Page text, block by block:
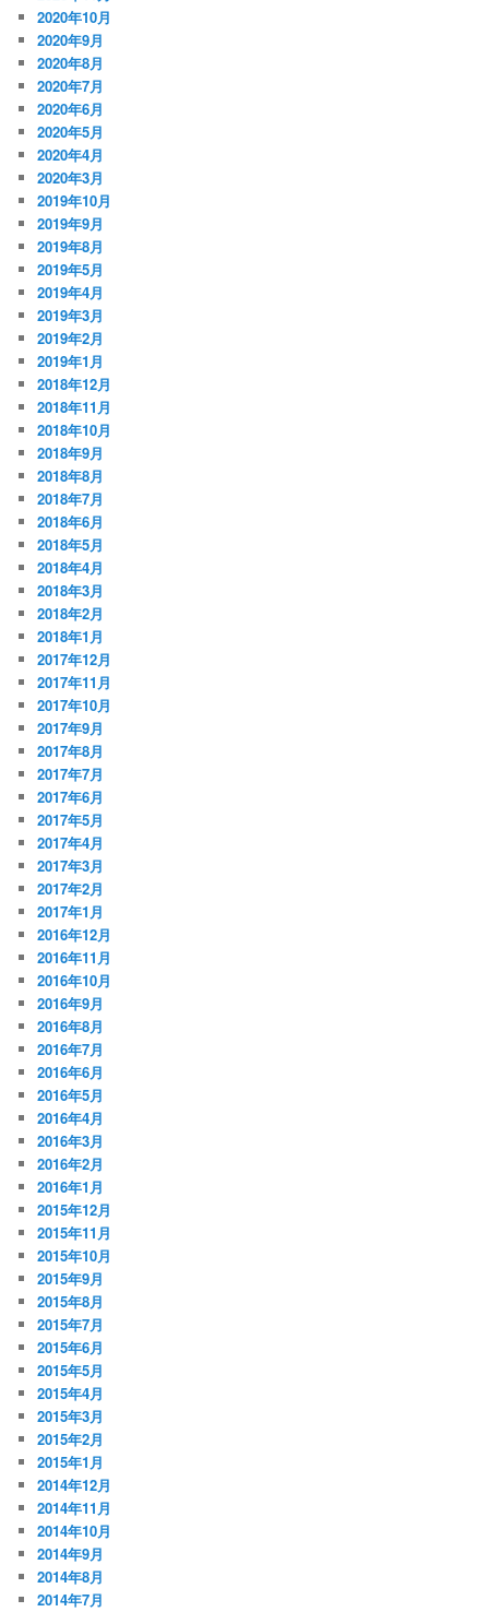
2020年10月
2020年9月
2020年8月
2020年7月
2020年6月
2020年5月
2020年4月
2020年3月
2019年10月
2019年9月
2019年8月
2019年5月
2019年4月
2019年3月
2019年2月
2019年1月
2018年12月
2018年11月
2018年10月
2018年9月
2018年8月
2018年7月
2018年6月
2018年5月
2018年4月
2018年3月
2018年2月
2018年1月
2017年12月
2017年11月
2017年10月
2017年9月
2017年8月
2017年7月
2017年6月
2017年5月
2017年4月
2017年3月
2017年2月
2017年1月
2016年12月
2016年11月
2016年10月
2016年9月
2016年8月
2016年7月
2016年6月
2016年5月
2016年4月
2016年3月
2016年2月
2016年1月
2015年12月
2015年11月
2015年10月
2015年9月
2015年8月
2015年7月
2015年6月
2015年5月
2015年4月
2015年3月
2015年2月
2015年1月
2014年12月
2014年11月
2014年10月
2014年9月
2014年8月
2014年7月